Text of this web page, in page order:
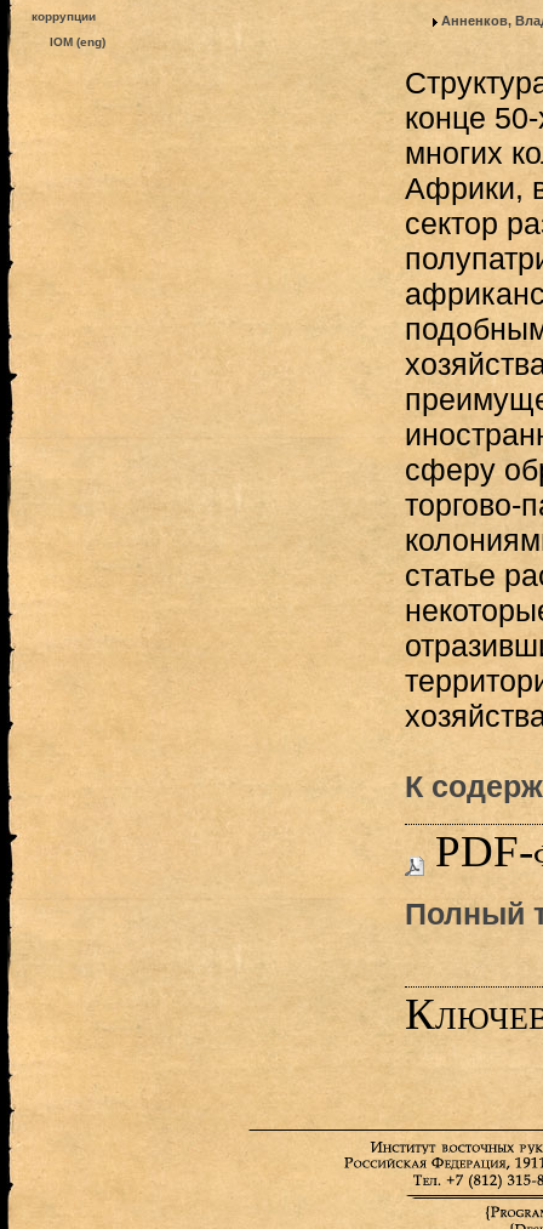
коррупции
IOM (eng)
Анненков,
конце
многих
Африки,
сектор
сферу
торгово-
статье
К
PDF-
Полный